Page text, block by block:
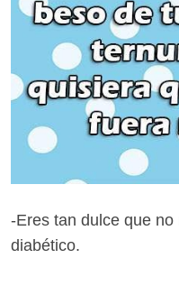
-Eres tan dulce que
diabético.